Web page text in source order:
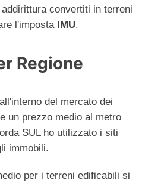
convertiti in terreni
l'imposta
IMU.
Regione
del mercato dei
un prezzo medio al metro
SUL ho utilizzato i siti
immobili.
per i terreni edificabili si